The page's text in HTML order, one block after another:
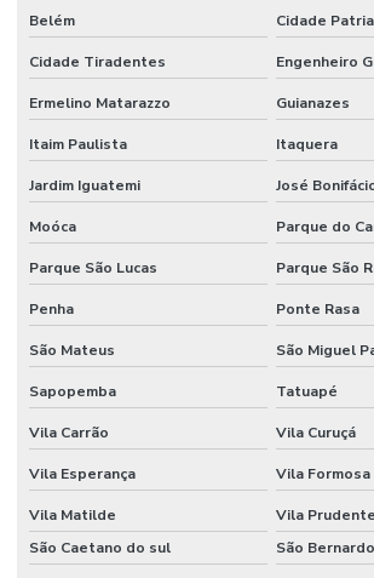
Locação de mini grua
Locação mini grua 500kg
Locação de mini grua em são paulo
Locação de pistola finca pino
Locação de placa vibratória
Locação de policorte
Locação de régua vibratória
Loja de aluguel de andaime
Martelete rompedor aluguel
Mini grua 500kg locação
Placa vibratória aluguel
Belém Cidade
Cidade Tiradentes Engenheiro
Ermelino Matarazzo Guianazes
Itaim Paulista Itaquera
Jardim Iguatemi José
Moóca Parque do
Parque São Lucas Parque São
Penha Ponte Rasa
São Mateus São Miguel
Sapopemba Tatuapé
Vila Carrão Vila Curuçá
Vila Esperança Vila Formosa
Vila Matilde
Vila Prudente
São Caetano do sul
São